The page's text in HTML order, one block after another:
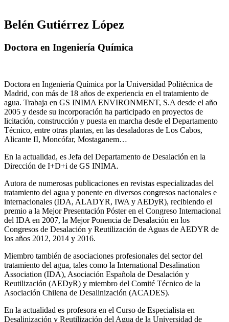
Belén Gutiérrez López
Doctora en Ingeniería Química
Doctora en Ingeniería Química por la Universidad Politécnica de
Madrid, con más de 18 años de experiencia en el tratamiento de
agua. Trabaja en GS INIMA ENVIRONMENT, S.A desde el año
2005 y desde su incorporación ha participado en proyectos de
licitación, construcción y puesta en marcha desde el Departamento
Técnico, entre otras plantas, en las desaladoras de Los Cabos,
Alicante II, Moncófar, Mostaganem…
En la actualidad, es Jefa del Departamento de Desalación en la
Dirección de I+D+i de GS INIMA.
Autora de numerosas publicaciones en revistas especializadas del
tratamiento del agua y ponente en diversos congresos nacionales e
internacionales (IDA, ALADYR, IWA y AEDyR), recibiendo el
premio a la Mejor Presentación Póster en el Congreso Internacional
del IDA en 2007, la Mejor Ponencia de Desalación en los
Congresos de Desalación y Reutilización de Aguas de AEDYR de
los años 2012, 2014 y 2016.
Miembro también de asociaciones profesionales del sector del
tratamiento del agua, tales como la International Desalination
Association (IDA), Asociación Española de Desalación y
Reutilización (AEDyR) y miembro del Comité Técnico de la
Asociación Chilena de Desalinización (ACADES).
En la actualidad es profesora en el Curso de Especialista en
Desalinización y Reutilización del Agua de la Universidad de